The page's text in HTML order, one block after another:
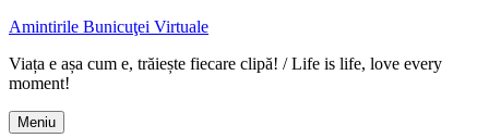
Amintirile Bunicuţei Virtuale
Viața e așa cum e, trăiește fiecare clipă! / Life is life, love every
moment!
Meniu